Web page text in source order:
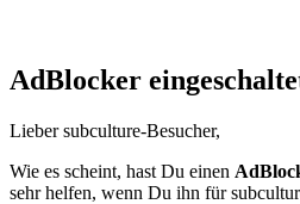
AdBlocker
Lieber subculture-Besucher,
Wie es scheint, hast Du einen
sehr helfen, wenn Du ihn für